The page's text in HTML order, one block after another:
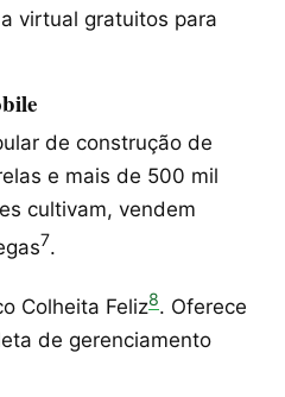
virtual gratuitos para
de construção de
e mais de 500 mil
cultivam, vendem
7.
Colheita Feliz8. Oferece
de gerenciamento